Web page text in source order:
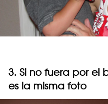
3. Si no fuera por el
es la misma foto